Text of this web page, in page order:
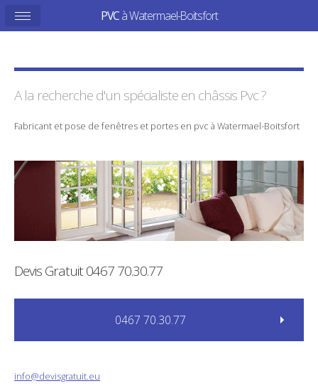
A la recherche d'un spécialiste en châssis Pvc?
Fabricant et pose de fenêtres et portes en pvc à Watermael-Boitsfort
Devis Gratuit0467 70.30.77
0467 70.30.77
info@devisgratuit.eu
PVCà Watermael-Boitsfort